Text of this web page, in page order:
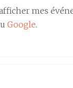
mes
Google.